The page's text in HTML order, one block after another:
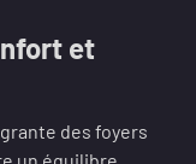
et
des foyers